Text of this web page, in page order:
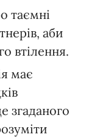
таємні
аби
втілення.
має
згаданого